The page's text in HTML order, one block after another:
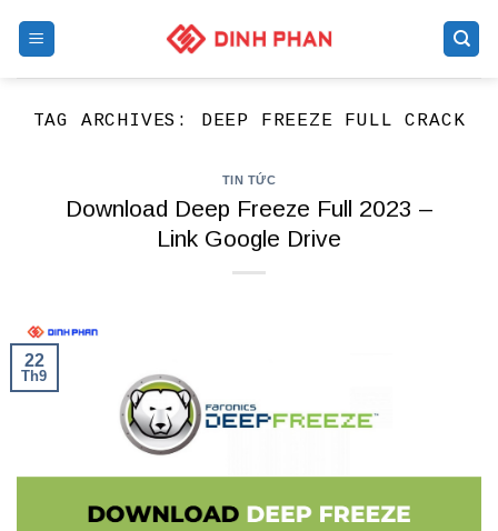
TAG ARCHIVES: DEEP FREEZE FULL CRACK
TIN TỨC
Download Deep Freeze Full 2023 –
Link Google Drive
22
Th9